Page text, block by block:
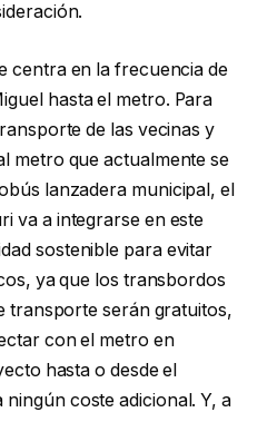
centra en la frecuencia de
hasta el metro. Para
de las vecinas y
metro que actualmente se
lanzadera municipal, el
va a integrarse en este
sostenible para evitar
ya que los transbordos
transporte serán gratuitos,
con el metro en
hasta o desde el
coste adicional. Y, a